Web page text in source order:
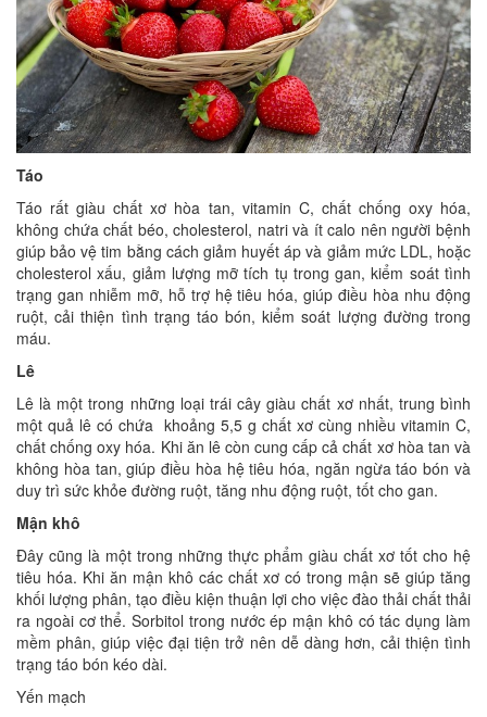
Táo
Táo rất giàu chất xơ hòa tan, vitamin C, chất chống oxy hóa,
không chứa chất béo, cholesterol, natri và ít calo nên người bệnh
giúp bảo vệ tim bằng cách giảm huyết áp và giảm mức LDL, hoặc
cholesterol xấu, giảm lượng mỡ tích tụ trong gan, kiểm soát tình
trạng gan nhiễm mỡ, hỗ trợ hệ tiêu hóa, giúp điều hòa nhu động
ruột, cải thiện tình trạng táo bón, kiểm soát lượng đường trong
máu.
Lê
Lê là một trong những loại trái cây giàu chất xơ nhất, trung bình
một quả lê có chứa khoảng 5,5 g chất xơ cùng nhiều vitamin C,
chất chống oxy hóa. Khi ăn lê còn cung cấp cả chất xơ hòa tan và
không hòa tan, giúp điều hòa hệ tiêu hóa, ngăn ngừa táo bón và
duy trì sức khỏe đường ruột, tăng nhu động ruột, tốt cho gan.
Mận khô
Đây cũng là một trong những thực phẩm giàu chất xơ tốt cho hệ
tiêu hóa. Khi ăn mận khô các chất xơ có trong mận sẽ giúp tăng
khối lượng phân, tạo điều kiện thuận lợi cho việc đào thải chất thải
ra ngoài cơ thể. Sorbitol trong nước ép mận khô có tác dụng làm
mềm phân, giúp việc đại tiện trở nên dễ dàng hơn, cải thiện tình
trạng táo bón kéo dài.
Yến mạch